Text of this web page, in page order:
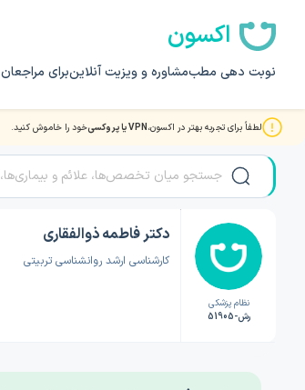
اکسون
نوبت دهی مطبمشاوره و ویزیت آنلاینبرای مراجعان
لطفاً برای تجربه بهتر در اکسون،VPN یا پروکسی خود را خاموش کنید. صفحه اصلی/دکتر روانشناسی/دکتر فاطمه ذوالفقاری
نظام پزشکی
رش-51905
دکتر فاطمه ذوالفقاری
کارشناسی ارشد روانشناسی تربیتی